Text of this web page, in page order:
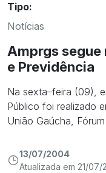
Tipo:
Notícias
Amprgs segue
e Previdência
Na sexta–feira (09),
Público foi realizado
União Gaúcha,
13/07/2004
Atualizada em 21/07/